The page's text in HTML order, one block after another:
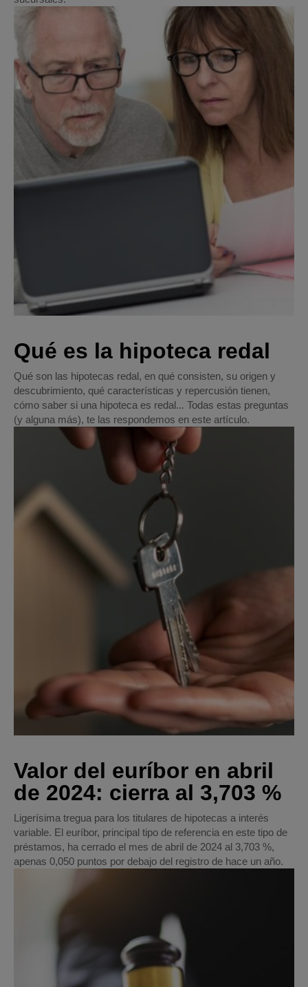
Qué es la hipoteca redal
Qué son las hipotecas redal, en qué consisten, su origen y
descubrimiento, qué características y repercusión tienen,
cómo saber si una hipoteca es redal... Todas estas preguntas
(y alguna más), te las respondemos en este artículo.
Valor del euríbor en abril
de 2024: cierra al 3,703 %
Ligerísima tregua para los titulares de hipotecas a interés
variable. El euríbor, principal tipo de referencia en este tipo de
préstamos, ha cerrado el mes de abril de 2024 al 3,703 %,
apenas 0,050 puntos por debajo del registro de hace un año.